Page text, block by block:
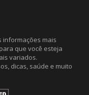
informações mais
que você esteja
variados.
dicas, saúde e muito